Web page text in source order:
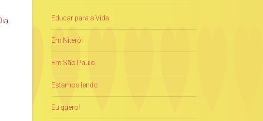
Educar para a Vida
Em Niterói
Em São Paulo
Estamos lendo
Eu quero!